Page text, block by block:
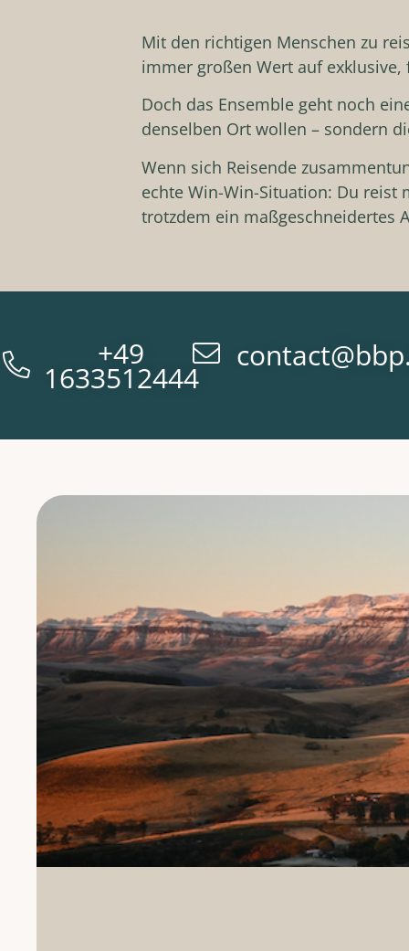
Mit den richtigen Menschen zu
immer großen Wert auf
Doch das Ensemble geht noch
denselben Ort wollen – sondern
Wenn sich Reisende
echte Win-Win-Situation: Du
trotzdem ein maßgeschneidertes
+49
1633512444